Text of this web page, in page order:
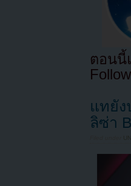
ตอนนี้
แทยัง
ลิซ่า